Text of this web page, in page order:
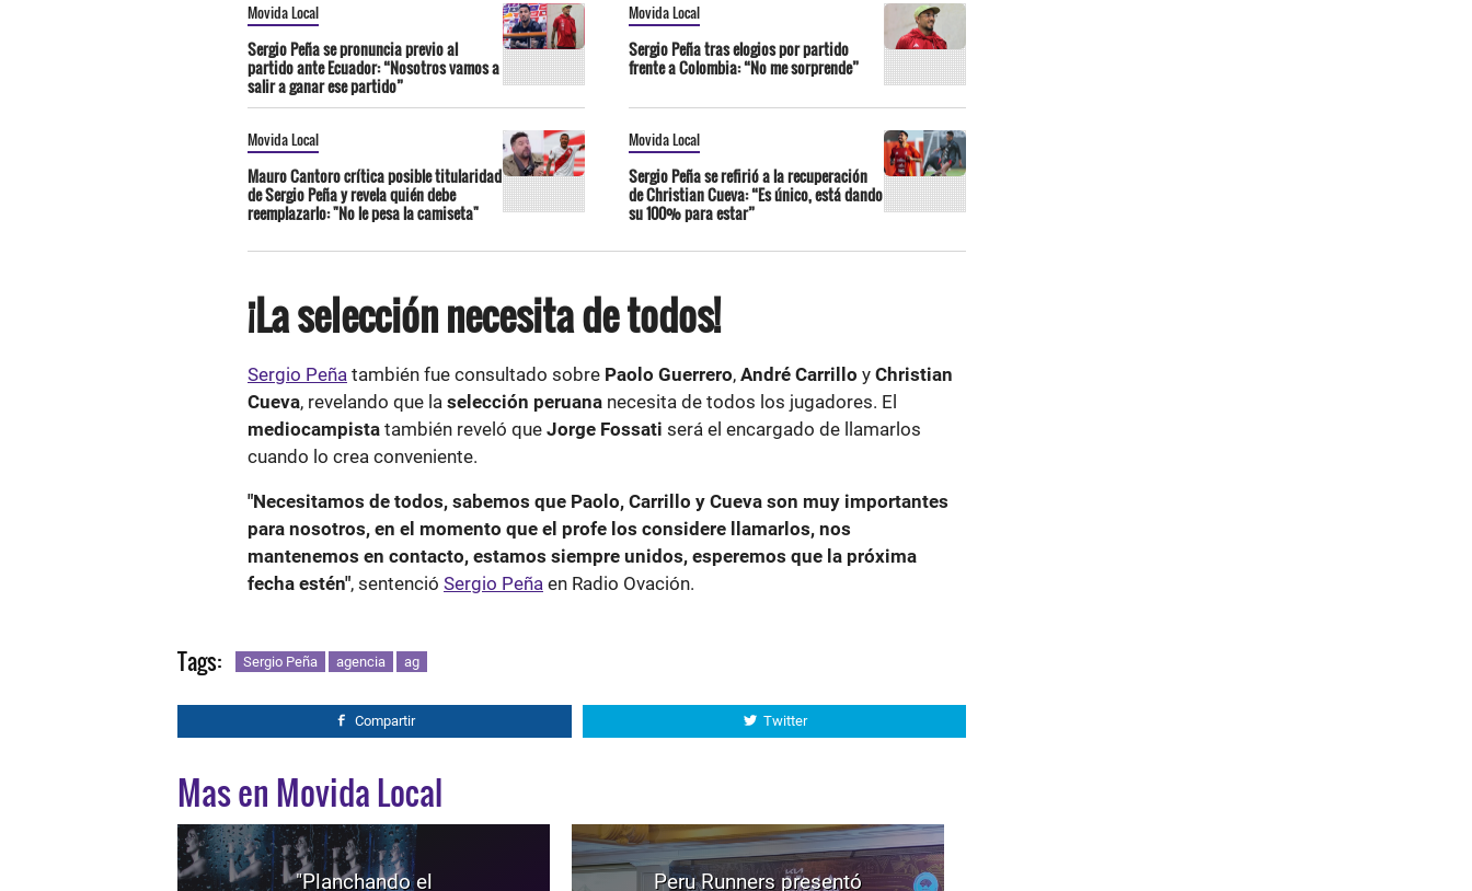
Movida Local
Sergio Peña se pronuncia previo al
partido ante Ecuador: “Nosotros vamos a
salir a ganar ese partido”
Movida Local
Sergio Peña tras elogios por partido
frente a Colombia: “No me sorprende”
Movida Local
Mauro Cantoro crítica posible titularidad
de Sergio Peña y revela quién debe
reemplazarlo: "No le pesa la camiseta"
Movida Local
Sergio Peña se refirió a la recuperación
de Christian Cueva: “Es único, está dando
su 100% para estar”
¡La selección necesita de todos!
Sergio Peña también fue consultado sobre Paolo Guerrero, André Carrillo y Christian
Cueva, revelando que la selección peruana necesita de todos los jugadores. El
mediocampista también reveló que Jorge Fossati será el encargado de llamarlos
cuando lo crea conveniente.
"Necesitamos de todos, sabemos que Paolo, Carrillo y Cueva son muy importantes
para nosotros, en el momento que el profe los considere llamarlos, nos
mantenemos en contacto, estamos siempre unidos, esperemos que la próxima
fecha estén", sentenció Sergio Peña en Radio Ovación.
Tags: Sergio Peña agencia ag
Compartir Twitter
Mas en Movida Local
"Planchando el
Peru Runners presentó